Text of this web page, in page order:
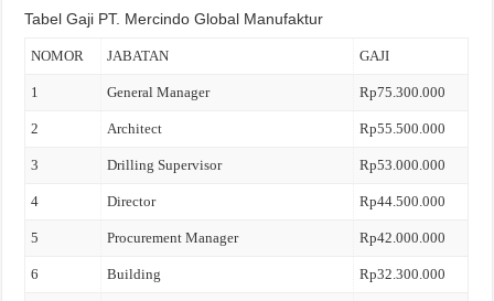
Tabel Gaji PT. Mercindo Global Manufaktur
NOMOR JABATAN GAJI
1 General Manager Rp75.300.000
2 Architect Rp55.500.000
3 Drilling Supervisor Rp53.000.000
4 Director Rp44.500.000
5 Procurement Manager Rp42.000.000
6 Building Rp32.300.000